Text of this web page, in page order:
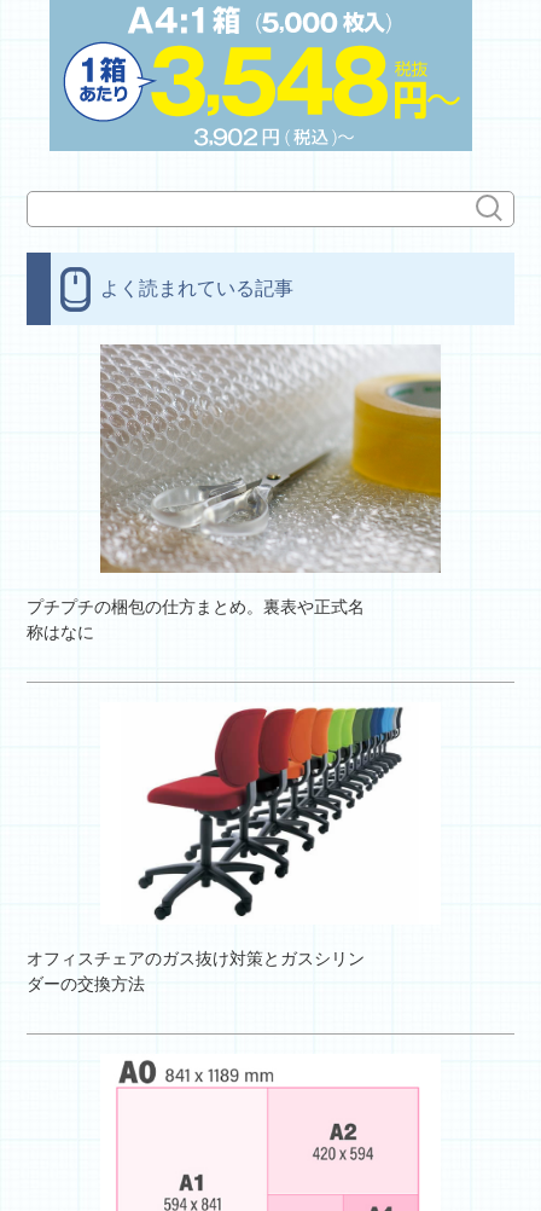
よく読まれている記事
プチプチの梱包の仕方まとめ。裏表や正式名
称はなに
オフィスチェアのガス抜け対策とガスシリン
ダーの交換方法